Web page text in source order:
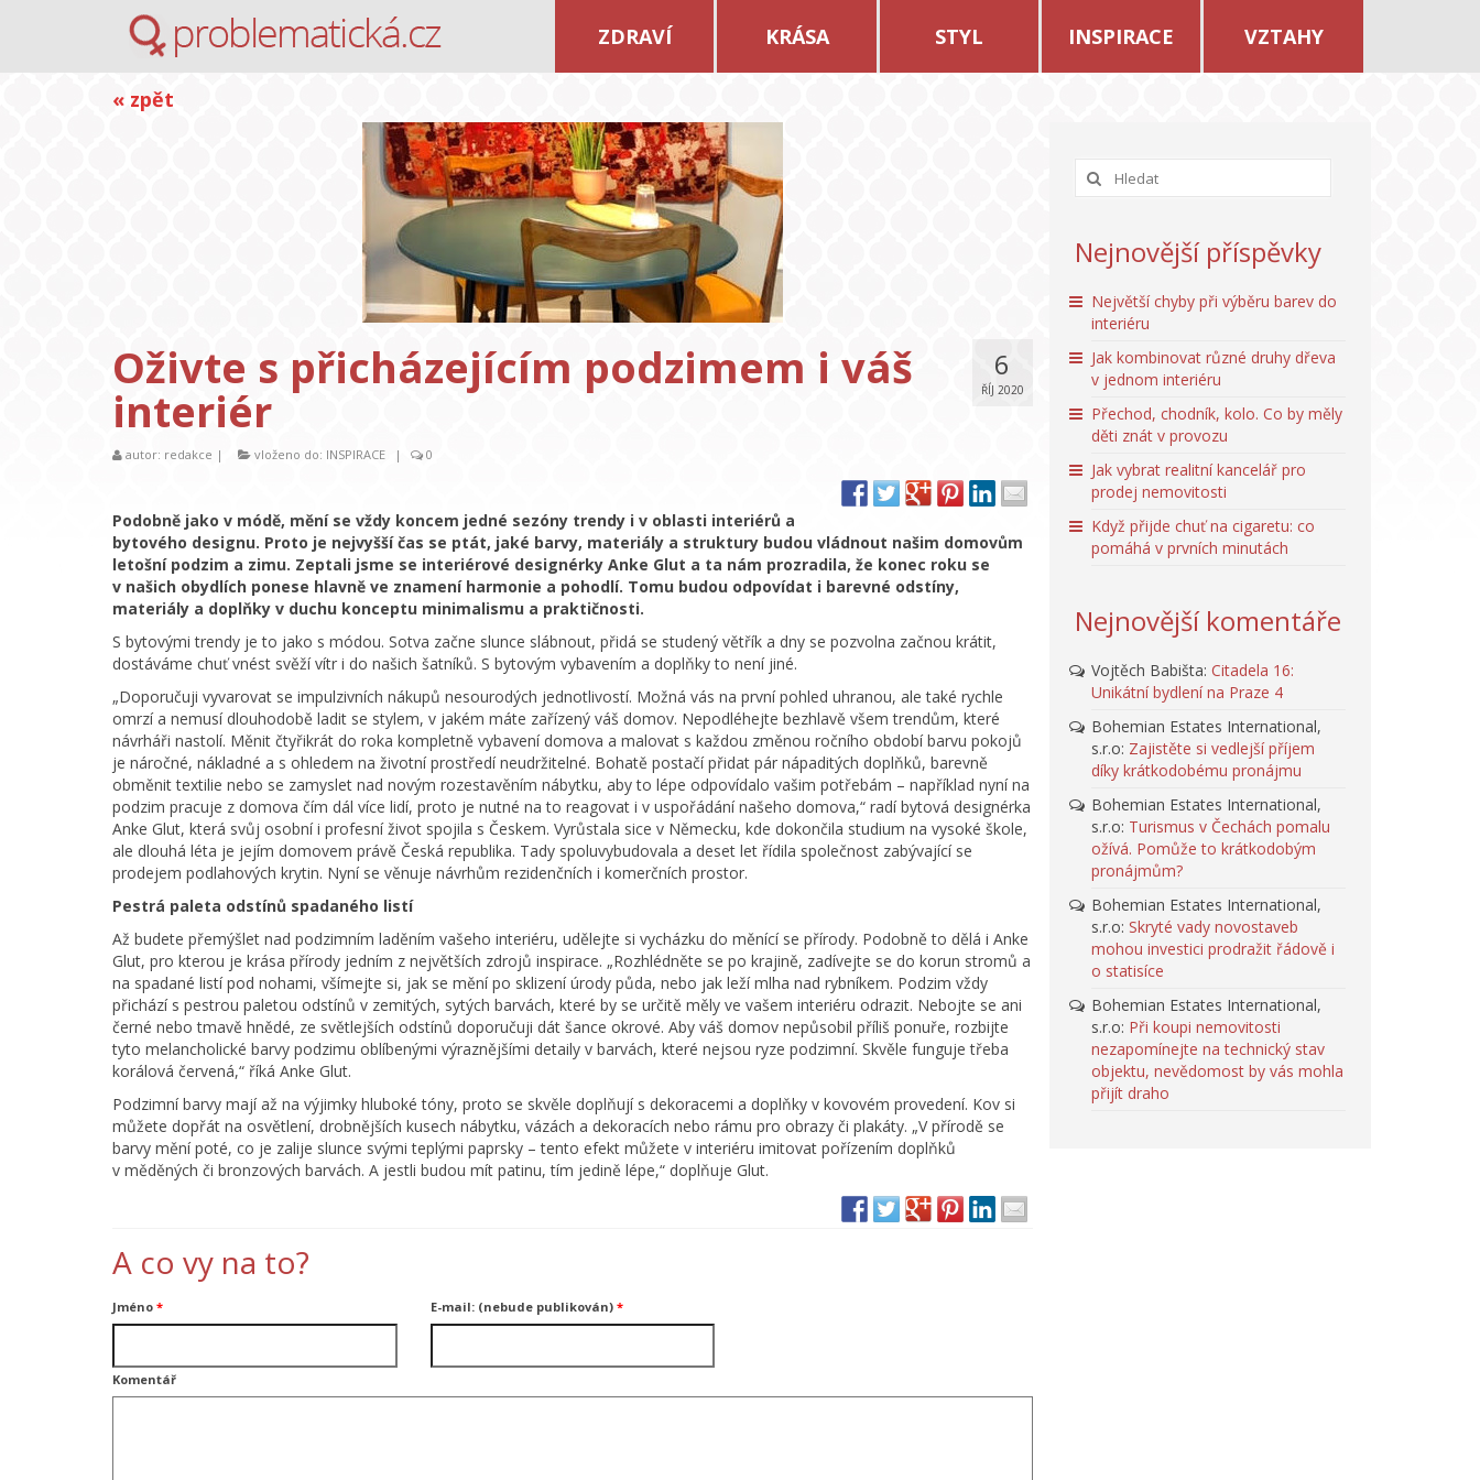
ZDRAVÍ KRÁSA STYL INSPIRACE VZTAHY
« zpět
6
ŘÍJ 2020
Oživte s přicházejícím podzimem i váš
interiér
autor: redakce | vloženo do: INSPIRACE | 0
Podobně jako v módě, mění se vždy koncem jedné sezóny trendy i v oblasti interiérů a
bytového designu. Proto je nejvyšší čas se ptát, jaké barvy, materiály a struktury budou vládnout našim domovům
letošní podzim a zimu. Zeptali jsme se interiérové designérky Anke Glut a ta nám prozradila, že konec roku se
v našich obydlích ponese hlavně ve znamení harmonie a pohodlí. Tomu budou odpovídat i barevné odstíny,
materiály a doplňky v duchu konceptu minimalismu a praktičnosti.
S bytovými trendy je to jako s módou. Sotva začne slunce slábnout, přidá se studený větřík a dny se pozvolna začnou krátit,
dostáváme chuť vnést svěží vítr i do našich šatníků. S bytovým vybavením a doplňky to není jiné.
„Doporučuji vyvarovat se impulzivních nákupů nesourodých jednotlivostí. Možná vás na první pohled uhranou, ale také rychle
omrzí a nemusí dlouhodobě ladit se stylem, v jakém máte zařízený váš domov. Nepodléhejte bezhlavě všem trendům, které
návrháři nastolí. Měnit čtyřikrát do roka kompletně vybavení domova a malovat s každou změnou ročního období barvu pokojů
je náročné, nákladné a s ohledem na životní prostředí neudržitelné. Bohatě postačí přidat pár nápaditých doplňků, barevně
obměnit textilie nebo se zamyslet nad novým rozestavěním nábytku, aby to lépe odpovídalo vašim potřebám – například nyní na
podzim pracuje z domova čím dál více lidí, proto je nutné na to reagovat i v uspořádání našeho domova,“ radí bytová designérka
Anke Glut, která svůj osobní i profesní život spojila s Českem. Vyrůstala sice v Německu, kde dokončila studium na vysoké škole,
ale dlouhá léta je jejím domovem právě Česká republika. Tady spoluvybudovala a deset let řídila společnost zabývající se
prodejem podlahových krytin. Nyní se věnuje návrhům rezidenčních i komerčních prostor.
Pestrá paleta odstínů spadaného listí
Až budete přemýšlet nad podzimním laděním vašeho interiéru, udělejte si vycházku do měnící se přírody. Podobně to dělá i Anke
Glut, pro kterou je krása přírody jedním z největších zdrojů inspirace. „Rozhlédněte se po krajině, zadívejte se do korun stromů a
na spadané listí pod nohami, všímejte si, jak se mění po sklizení úrody půda, nebo jak leží mlha nad rybníkem. Podzim vždy
přichází s pestrou paletou odstínů v zemitých, sytých barvách, které by se určitě měly ve vašem interiéru odrazit. Nebojte se ani
černé nebo tmavě hnědé, ze světlejších odstínů doporučuji dát šance okrové. Aby váš domov nepůsobil příliš ponuře, rozbijte
tyto melancholické barvy podzimu oblíbenými výraznějšími detaily v barvách, které nejsou ryze podzimní. Skvěle funguje třeba
korálová červená,“ říká Anke Glut.
Podzimní barvy mají až na výjimky hluboké tóny, proto se skvěle doplňují s dekoracemi a doplňky v kovovém provedení. Kov si
můžete dopřát na osvětlení, drobnějších kusech nábytku, vázách a dekoracích nebo rámu pro obrazy či plakáty. „V přírodě se
barvy mění poté, co je zalije slunce svými teplými paprsky – tento efekt můžete v interiéru imitovat pořízením doplňků
v měděných či bronzových barvách. A jestli budou mít patinu, tím jedině lépe,“ doplňuje Glut.
A co vy na to?
Jméno * E-mail: (nebude publikován) *
Komentář
Nejnovější příspěvky
Největší chyby při výběru barev do
interiéru
Jak kombinovat různé druhy dřeva
v jednom interiéru
Přechod, chodník, kolo. Co by měly
děti znát v provozu
Jak vybrat realitní kancelář pro
prodej nemovitosti
Když přijde chuť na cigaretu: co
pomáhá v prvních minutách
Nejnovější komentáře
Vojtěch Babišta:Citadela 16:
Unikátní bydlení na Praze 4
Bohemian Estates International,
s.r.o: Zajistěte si vedlejší příjem
díky krátkodobému pronájmu
Bohemian Estates International,
s.r.o: Turismus v Čechách pomalu
ožívá. Pomůže to krátkodobým
pronájmům?
Bohemian Estates International,
s.r.o:Skryté vady novostaveb
mohou investici prodražit řádově i
o statisíce
Bohemian Estates International,
s.r.o: Při koupi nemovitosti
nezapomínejte na technický stav
objektu, nevědomost by vás mohla
přijít draho